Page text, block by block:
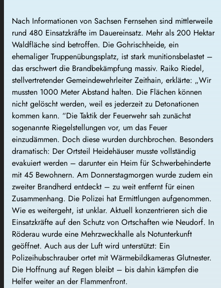
Nach Informationen von Sachsen Fernsehen sind mittlerweile
rund 480 Einsatzkräfte im Dauereinsatz. Mehr als 200 Hektar
Waldfläche sind betroffen. Die Gohrischheide, ein
ehemaliger Truppenübungsplatz, ist stark munitionsbelastet –
das erschwert die Brandbekämpfung massiv. Raiko Riedel,
stellvertretender Gemeindewehrleiter Zeithain, erklärte: „Wir
mussten 1000 Meter Abstand halten. Die Flächen können
nicht gelöscht werden, weil es jederzeit zu Detonationen
kommen kann. “Die Taktik der Feuerwehr sah zunächst
sogenannte Riegelstellungen vor, um das Feuer
einzudämmen. Doch diese wurden durchbrochen. Besonders
dramatisch: Der Ortsteil Heidehäuser musste vollständig
evakuiert werden – darunter ein Heim für Schwerbehinderte
mit 45 Bewohnern. Am Donnerstagmorgen wurde zudem ein
zweiter Brandherd entdeckt – zu weit entfernt für einen
Zusammenhang. Die Polizei hat Ermittlungen aufgenommen.
Wie es weitergeht, ist unklar. Aktuell konzentrieren sich die
Einsatzkräfte auf den Schutz von Ortschaften wie Neudorf. In
Röderau wurde eine Mehrzweckhalle als Notunterkunft
geöffnet. Auch aus der Luft wird unterstützt: Ein
Polizeihubschrauber ortet mit Wärmebildkameras Glutnester.
Die Hoffnung auf Regen bleibt – bis dahin kämpfen die
Helfer weiter an der Flammenfront.